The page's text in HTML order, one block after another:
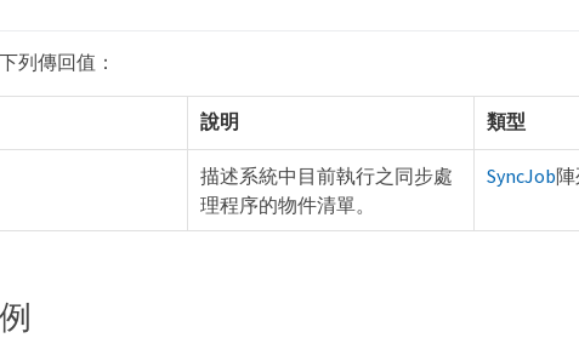
列傳回值：
說明 類型
描述系統中目前執行之同步處
理程序的物件清單。
SyncJob